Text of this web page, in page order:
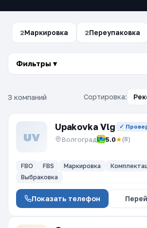
2Маркировка 2Переупаковка
Фильтры ▾
3 компаний Сортировка:
UV
Upakovka Vlg ✓
Волгоград 5.0★(8)
FBO FBS Маркировка
Выбраковка
Показать телефон